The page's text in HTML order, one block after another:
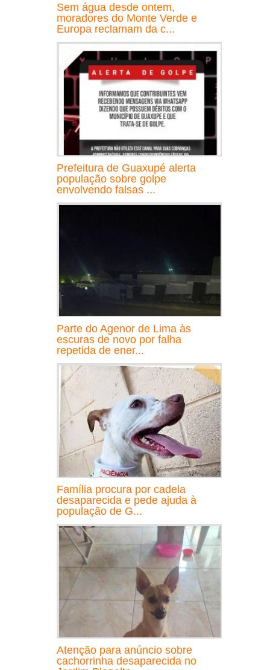
Sem água desde ontem,
moradores do Monte Verde e
Europa reclamam da c...
Prefeitura de Guaxupé alerta
população sobre golpe
envolvendo falsas ...
Parte do Agenor de Lima às
escuras de novo por falha
repetida de ener...
Família procura por cadela
desaparecida e pede ajuda à
população de G...
Atenção para anúncio sobre
cachorrinha desaparecida no